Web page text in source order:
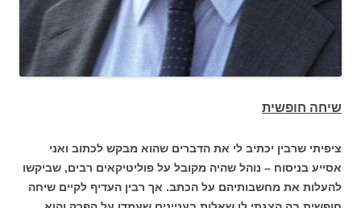
שיחה חופשית
ציפיתי שרבין יכתיב לי את הדברים שהוא מבקש לכתוב ואני
אסייע בניסוח – נוהל שהיה מקובל על פוליטיקאים רבים, שביקשו
להעלות את מחשבותיהם על הכתב. אך רבין העדיף לקיים שיחה